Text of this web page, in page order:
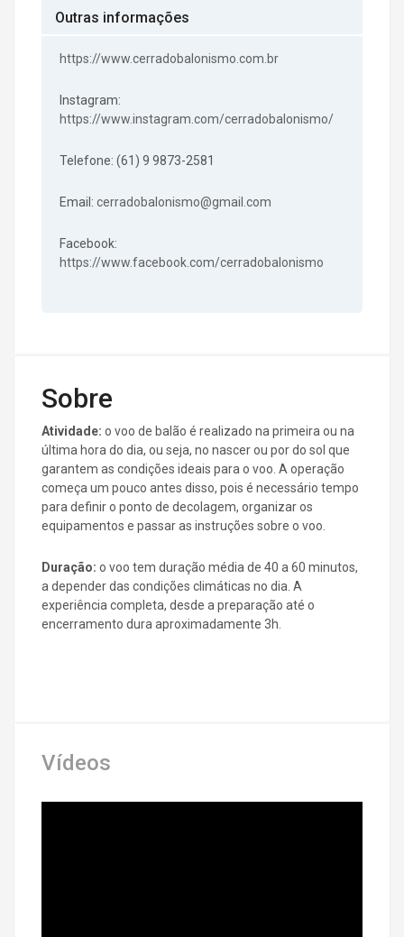
Outras informações
https://www.cerradobalonismo.com.br
Instagram:
https://www.instagram.com/cerradobalonismo/
Telefone: (61) 9 9873-2581
Email: cerradobalonismo@gmail.com
Facebook:
https://www.facebook.com/cerradobalonismo
Sobre
Atividade: o voo de balão é realizado na primeira ou na
última hora do dia, ou seja, no nascer ou por do sol que
garantem as condições ideais para o voo. A operação
começa um pouco antes disso, pois é necessário tempo
para definir o ponto de decolagem, organizar os
equipamentos e passar as instruções sobre o voo.
Duração: o voo tem duração média de 40 a 60 minutos,
a depender das condições climáticas no dia. A
experiência completa, desde a preparação até o
encerramento dura aproximadamente 3h.
Vídeos